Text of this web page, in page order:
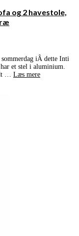
og 2 havestole,
iÂ dette Inti
et stel i aluminium.
… Læs mere